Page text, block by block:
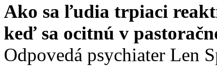
Ako sa ľudia trpiaci
keď sa ocitnú v
Odpovedá psychiater Len